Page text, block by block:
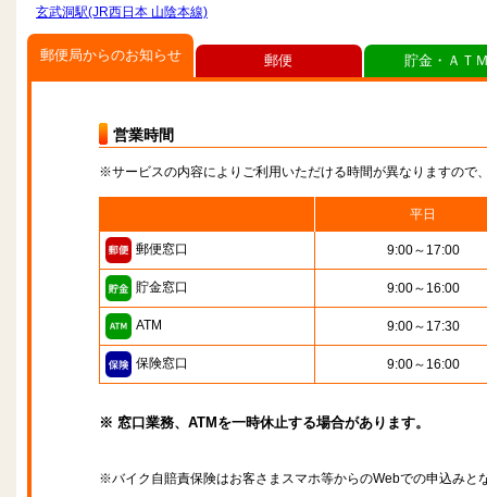
玄武洞駅(JR西日本 山陰本線)
郵便局からのお知らせ
営業時間
※サービスの内容によりご利用いただける時間が異なりますので
平日
郵便窓口 9:00～17:00
貯金窓口 9:00～16:00
ATM 9:00～17:30
保険窓口 9:00～16:00
※ 窓口業務、ATMを一時休止する場合があります。
※バイク自賠責保険はお客さまスマホ等からのWebでの申込みと
郵便 貯金・ＡＴ